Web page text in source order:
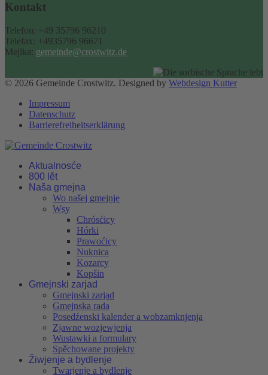
Kontakt
Telefon: +49 35796 96210
Telefax: +4935796 96671
Mejlka: gemeinde@crostwitz.de
© 2026 Gemeinde Crostwitz. Designed by Webdesign Kutter
Impressum
Datenschutz
Barrierefreiheitserklärung
Aktualnosće
800 lět
Naša gmejna
Wo našej gmejnje
Wsy
Chrósćicy
Hórki
Prawoćicy
Nuknica
Kozarcy
Kopšin
Gmejnski zarjad
Gmejnski zarjad
Gmejnska rada
Posedźenski kalender a wobzamknjenja
Zjawne wozjewjenja
Wustawki a formulary
Spěchowane projekty
Žiwjenje a bydlenje
Twarjenje a bydlenje